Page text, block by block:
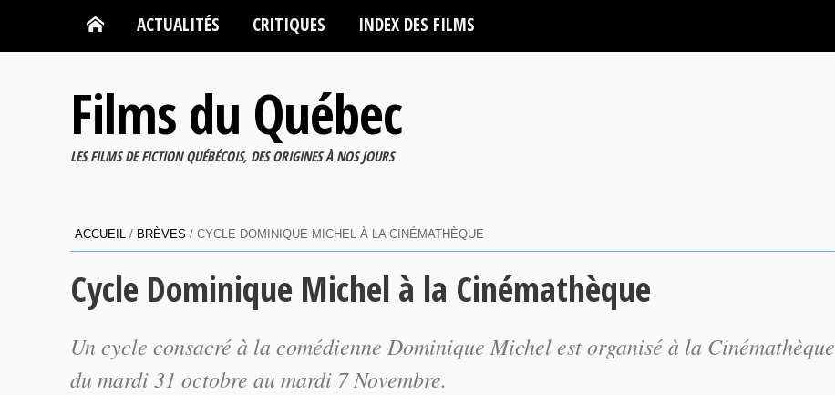
ACTUALITÉS CRITIQUES INDEX DES FILMS
Films du Québec
LES FILMS DE FICTION QUÉBÉCOIS, DES ORIGINES À NOS JOURS
ACCUEIL / BRÈVES / CYCLE DOMINIQUE MICHEL À LA CINÉMATHÈQUE
Cycle Dominique Michel à la Cinémathèque
Un cycle consacré à la comédienne Dominique Michel est organisé à la Cinémathèque
du mardi 31 octobre au mardi 7 Novembre.